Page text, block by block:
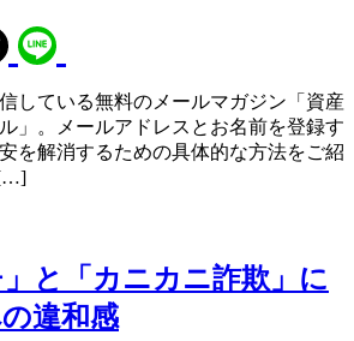
している無料のメールマガジン「資産
」。メールアドレスとお名前を登録す
を解消するための具体的な方法をご紹
」と「カニカニ詐欺」に
違和感